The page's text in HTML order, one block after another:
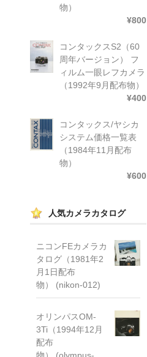
物）
¥800
コンタックスS2（60
周年バージョン） フ
ィルム一眼レフカメラ
（1992年9月配布物）
¥400
コンタックス/ヤシカ
システム価格一覧表
（1984年11月配布
物）
¥600
人気カメラカタログ
ニコンFEカメラカ
タログ（1981年2
月1日配布
物） (nikon-012)
オリンパスOM-
3Ti（1994年12月
配布
物） (olympus-